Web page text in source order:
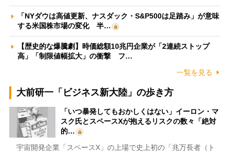
「NYダウは高値更新、ナスダック・S&P500は足踏み」が意味
する米国株市場の変化 半…
【歴史的な爆騰劇】時価総額10兆円企業が「2連続ストップ
高」「制限値幅拡大」の衝撃 フ…
一覧を見る
大前研一「ビジネス新大陸」の歩き方
「いつ暴発してもおかしくはない」イーロン・マ
スク氏とスペースXが抱えるリスクの数々「絶対
的…
宇宙開発企業「スペースX」の上場で史上初の「兆万長者（ト